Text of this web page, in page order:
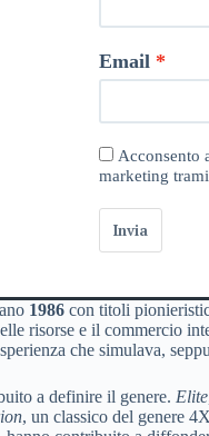
Email
Acconsento
marketing
Invia
1986 con titoli
risorse e il commercio
che simulava,
a definire il genere. Elite
, un classico del genere